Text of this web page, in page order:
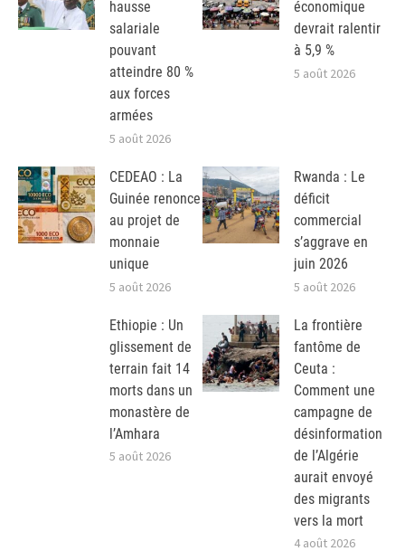
hausse
salariale
pouvant
atteindre 80 %
aux forces
armées
5 août 2026
économique
devrait ralentir
à 5,9 %
5 août 2026
CEDEAO : La
Guinée renonce
au projet de
monnaie
unique
5 août 2026
Rwanda : Le
déficit
commercial
s’aggrave en
juin 2026
5 août 2026
Ethiopie : Un
glissement de
terrain fait 14
morts dans un
monastère de
l’Amhara
5 août 2026
La frontière
fantôme de
Ceuta :
Comment une
campagne de
désinformation
de l’Algérie
aurait envoyé
des migrants
vers la mort
4 août 2026